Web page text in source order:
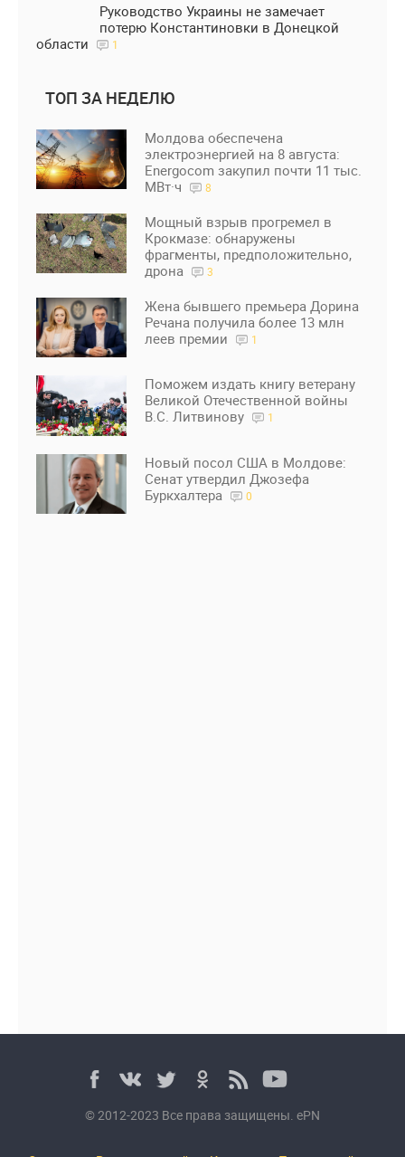
Руководство Украины не замечает
потерю Константиновки в Донецкой
области
1
ТОП ЗА НЕДЕЛЮ
Молдова обеспечена
электроэнергией на 8 августа:
Energocom закупил почти 11 тыс.
МВт·ч
8
Мощный взрыв прогремел в
Крокмазе: обнаружены
фрагменты, предположительно,
дрона
3
Жена бывшего премьера Дорина
Речана получила более 13 млн
леев премии
1
Поможем издать книгу ветерану
Великой Отечественной войны
В.С. Литвинову
1
Новый посол США в Молдове:
Сенат утвердил Джозефа
Буркхалтера
0
© 2012-2023 Все права защищены. ePN